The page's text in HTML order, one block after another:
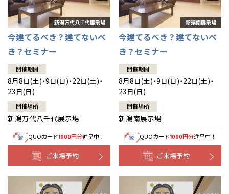
今建てるべき？建てないべ
き？セミナー
開催期間
8月8日(土)・9日(日)・22日(土)・
23日(日)
開催場所
新潟万代八千代展示場
QUOカード1000円分進呈中！
ご来場予約
今建てるべき？建てないべ
き？セミナー
開催期間
8月8日(土)・9日(日)・22日(土)・
23日(日)
開催場所
新潟南展示場
QUOカード1000円分進呈中！
ご来場予約